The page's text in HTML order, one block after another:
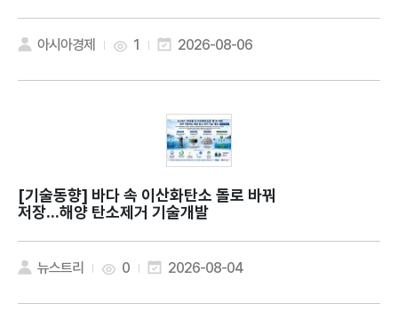
아시아경제 1 2026-08-06
[기술동향]
저장...해양 탄소제거 기술개발
뉴스트리 0 2026-08-04